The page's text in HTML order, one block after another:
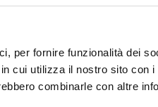
per fornire funzionalità dei
cui utilizza il nostro sito con
combinarle con altre
di sistema